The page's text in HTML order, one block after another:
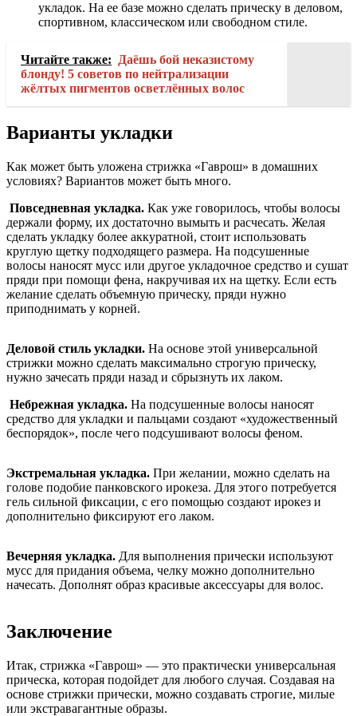
укладок. На ее базе можно сделать прическу в деловом,
спортивном, классическом или свободном стиле.
Читайте также:
Даёшь бой неказистому
блонду! 5 советов по нейтрализации
жёлтых пигментов осветлённых волос
Варианты укладки
Как может быть уложена стрижка «Гаврош» в домашних
условиях? Вариантов может быть много.
Повседневная укладка. Как уже говорилось, чтобы волосы
держали форму, их достаточно вымыть и расчесать. Желая
сделать укладку более аккуратной, стоит использовать
круглую щетку подходящего размера. На подсушенные
волосы наносят мусс или другое укладочное средство и сушат
пряди при помощи фена, накручивая их на щетку. Если есть
желание сделать объемную прическу, пряди нужно
приподнимать у корней.
Деловой стиль укладки. На основе этой универсальной
стрижки можно сделать максимально строгую прическу,
нужно зачесать пряди назад и сбрызнуть их лаком.
Небрежная укладка. На подсушенные волосы наносят
средство для укладки и пальцами создают «художественный
беспорядок», после чего подсушивают волосы феном.
Экстремальная укладка. При желании, можно сделать на
голове подобие панковского ирокеза. Для этого потребуется
гель сильной фиксации, с его помощью создают ирокез и
дополнительно фиксируют его лаком.
Вечерняя укладка. Для выполнения прически используют
мусс для придания объема, челку можно дополнительно
начесать. Дополнят образ красивые аксессуары для волос.
Заключение
Итак, стрижка «Гаврош» — это практически универсальная
прическа, которая подойдет для любого случая. Создавая на
основе стрижки прически, можно создавать строгие, милые
или экстравагантные образы.